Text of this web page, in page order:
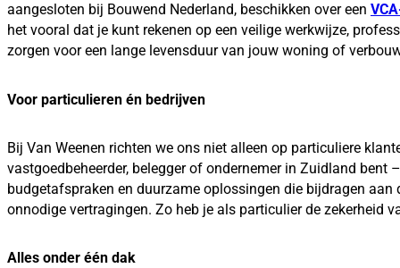
aangesloten bij Bouwend Nederland, beschikken over een
het vooral dat je kunt rekenen op een veilige werkwijze,
zorgen voor een lange levensduur van jouw woning of
Voor particulieren én bedrijven
Bij Van Weenen richten we ons niet alleen op particuliere
vastgoedbeheerder, belegger of ondernemer in Zuidland
budgetafspraken en duurzame oplossingen die bijdragen aan
onnodige vertragingen. Zo heb je als particulier de zekerheid
Alles onder één dak